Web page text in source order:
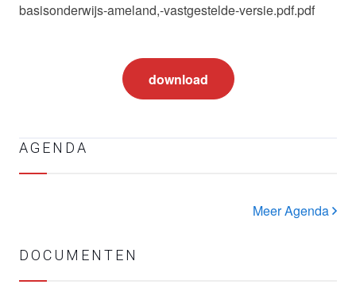
basisonderwijs-ameland,-vastgestelde-versie.pdf.pdf
download
AGENDA
Meer Agenda
DOCUMENTEN